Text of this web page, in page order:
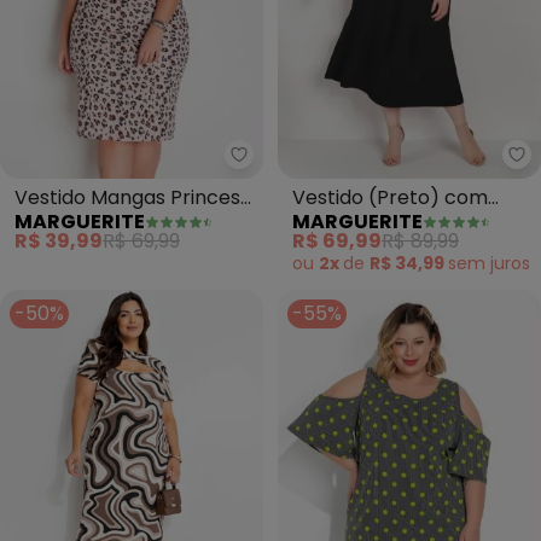
Marguerite - Vestido Mangas
Vestido Mangas Princesa
(Onça Rosê) Plus Size
MARGUERITE
R$ 39,99R$ 69,99
Vestido (Preto) com
Amarração Plus Size
MARGUERITE
R$ 69,99R$ 89,99
ou 2x de R$ 34,99 sem juros
-50% -55%